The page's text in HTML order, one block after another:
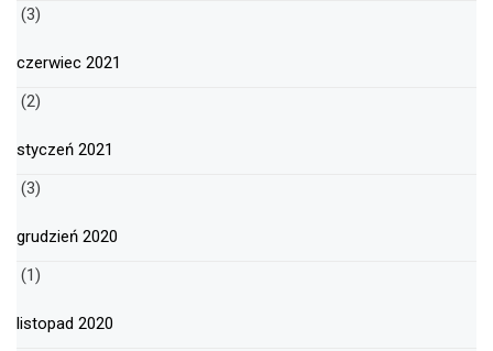
(3)
czerwiec 2021
(2)
styczeń 2021
(3)
grudzień 2020
(1)
listopad 2020